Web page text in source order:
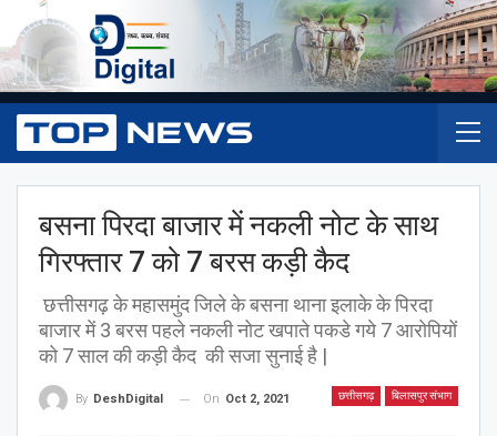
बसना पिरदा बाजार में नकली नोट के साथ
गिरफ्तार 7 को 7 बरस कड़ी कैद
छत्तीसगढ़ के महासमुंद जिले के बसना थाना इलाके के पिरदा
बाजार में 3 बरस पहले नकली नोट खपाते पकडे गये 7 आरोपियों
को 7 साल की कड़ी कैद की सजा सुनाई है |
छत्तीसगढ़ बिलासपुर संभाग
By DeshDigital On Oct 2, 2021